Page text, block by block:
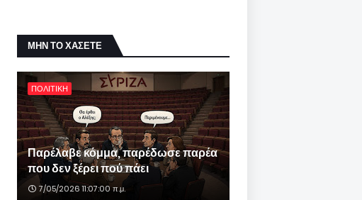
ΜΗΝ ΤΟ ΧΑΣΕΤΕ
ΠΟΛΙΤΙΚΗ
Παρέλαβε κόμμα, παρέδωσε παρέα
που δεν ξέρει πού πάει
7/05/2026 11:07:00 π.μ.